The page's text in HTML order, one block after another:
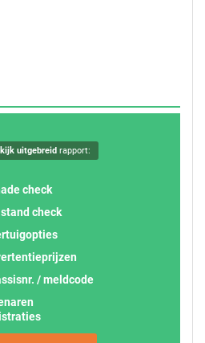
uitgebreidrapport:
check
check
/ meldcode